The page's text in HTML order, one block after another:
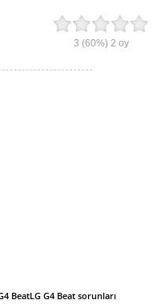
3 (60%) 2 oy
BeatLG G4 Beat sorunları